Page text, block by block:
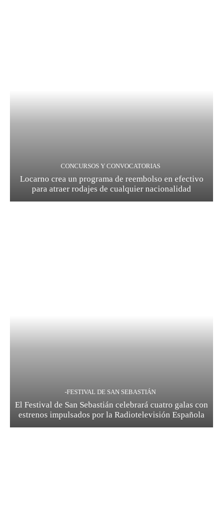
CONCURSOS Y CONVOCATORIAS
Locarno crea un programa de reembolso en efectivo
para atraer rodajes de cualquier nacionalidad
-FESTIVAL DE SAN SEBASTIÁN
El Festival de San Sebastián celebrará cuatro galas con
estrenos impulsados por la Radiotelevisión Española